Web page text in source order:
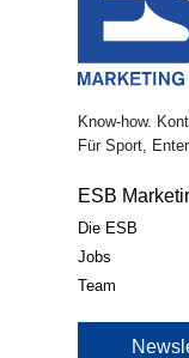
Know-how.
Für Sport,
ESB
Die ESB
Jobs
Team